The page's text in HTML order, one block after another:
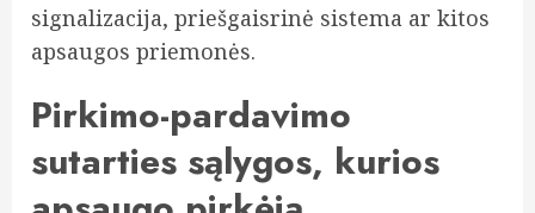
signalizacija, priešgaisrinė sistema ar kitos
apsaugos priemonės.
Pirkimo-pardavimo
sutarties sąlygos, kurios